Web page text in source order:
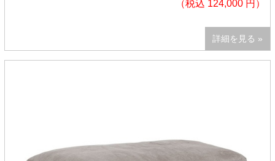
（税込 124,000 円）
詳細を見る »